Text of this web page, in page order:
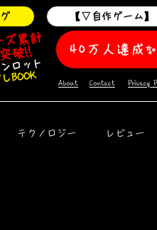
累計
破!!
ロット
BOOK
40万人達成
About Contact Privacy
【▽自作ゲーム】
テクノロジー レビュー